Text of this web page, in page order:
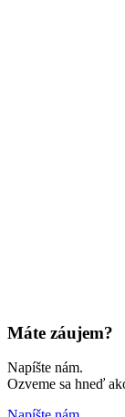
Máte záujem?
Napíšte nám.
Ozveme sa hneď